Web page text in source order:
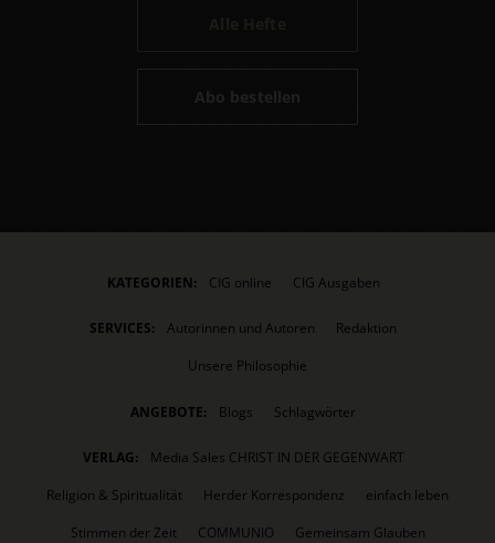
Abo bestellen
KATEGORIEN: CIG online CIG Ausgaben
SERVICES: Autorinnen und Autoren
Redaktion
Unsere Philosophie
ANGEBOTE: Blogs Schlagwörter
VERLAG:
Media Sales CHRIST IN DER GEGENWART
Religion & Spiritualität
Herder Korrespondenz
einfach leben
Stimmen der Zeit
COMMUNIO
Gemeinsam Glauben